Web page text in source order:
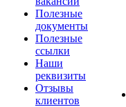
Полезные
документы
Полезные
ссылки
Наши
реквизиты
Отзывы
клиентов